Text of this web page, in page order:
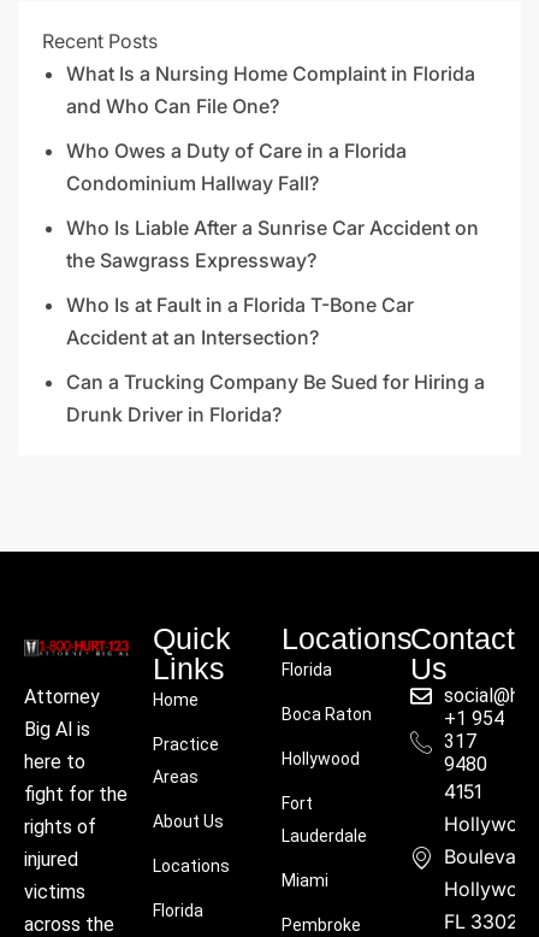
Recent Posts
What Is a Nursing Home Complaint in Florida
and Who Can File One?
Who Owes a Duty of Care in a Florida
Condominium Hallway Fall?
Who Is Liable After a Sunrise Car Accident on
the Sawgrass Expressway?
Who Is at Fault in a Florida T-Bone Car
Accident at an Intersection?
Can a Trucking Company Be Sued for Hiring a
Drunk Driver in Florida?
Attorney
Big Al is
here to
fight for the
rights of
injured
victims
across the
Quick
Links
Home
Practice
Areas
About Us
Locations
Florida
Locations
Florida
Boca Raton
Hollywood
Fort
Lauderdale
Miami
Pembroke
Contact
Us
+1 954
317
9480
4151
Boulevard,
FL 33021